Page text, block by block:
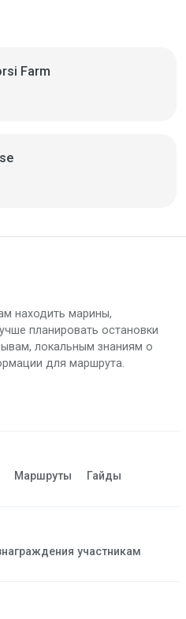
Farm
находить марины,
планировать остановки
локальным знаниям о
для маршрута.
Маршруты Гайды
участникам